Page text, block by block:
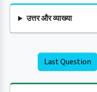
उत्तर और व्याख्या
Last Question